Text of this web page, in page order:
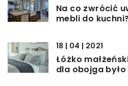
Na co zwrócić
mebli do
18 | 04 | 2021
Łóżko
dla obojga